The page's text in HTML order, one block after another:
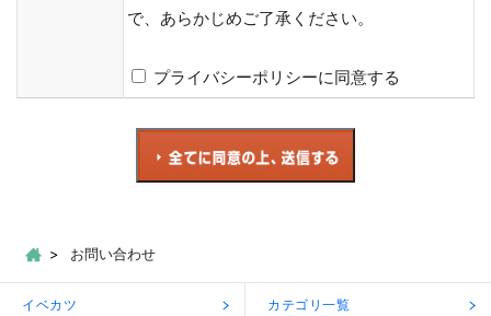
で、あらかじめご了承ください。
プライバシーポリシーに同意する
お問い合わせ
イベカツ カテゴリ一覧